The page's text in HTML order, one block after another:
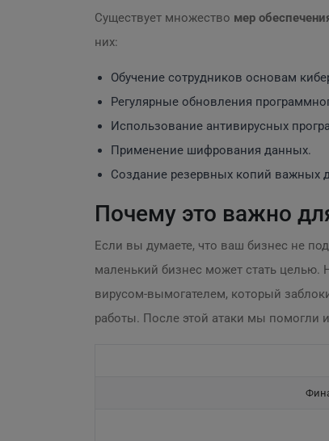
Существует множество мер
них:
Обучение сотрудников основам
Регулярные обновления
Использование антивирусных
Применение шифрования данных.
Создание резервных копий важных
Почему это важно
Если вы думаете, что ваш бизнес не
маленький бизнес может стать целью.
вирусом-вымогателем, который
работы. После этой атаки мы помогли